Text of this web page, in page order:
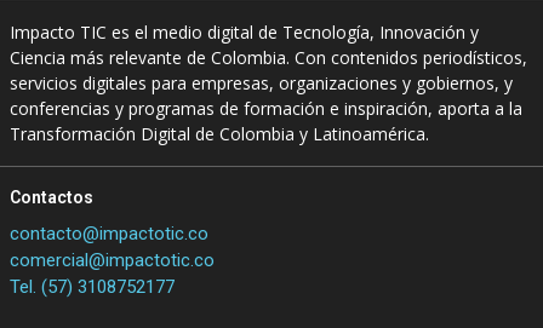
Impacto TIC es el medio digital de Tecnología, Innovación y
Ciencia más relevante de Colombia. Con contenidos periodísticos,
servicios digitales para empresas, organizaciones y gobiernos, y
conferencias y programas de formación e inspiración, aporta a la
Transformación Digital de Colombia y Latinoamérica.
Contactos
contacto@impactotic.co
comercial@impactotic.co
Tel. (57) 3108752177